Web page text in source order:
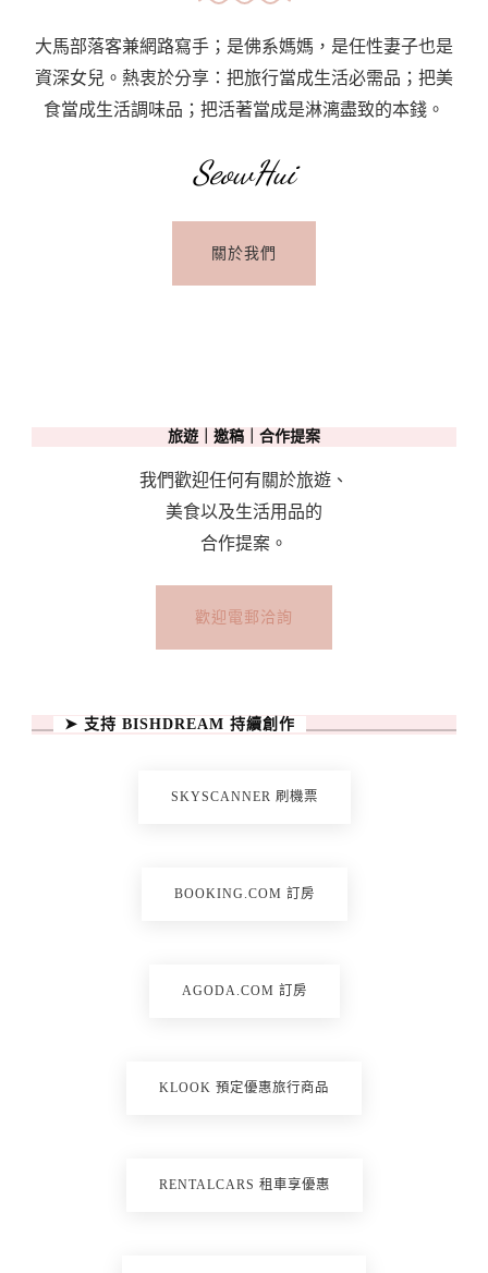
大馬部落客兼網路寫手；是佛系媽媽，是任性妻子也是
資深女兒。熱衷於分享：把旅行當成生活必需品；把美
食當成生活調味品；把活著當成是淋漓盡致的本錢。
SeowHui
關於我們
旅遊｜邀稿｜合作提案
我們歡迎任何有關於旅遊、
美食以及生活用品的
合作提案。
歡迎電郵洽詢
➤ 支持 BISHDREAM 持續創作
SKYSCANNER 刷機票
BOOKING.COM 訂房
AGODA.COM 訂房
KLOOK 預定優惠旅行商品
RENTALCARS 租車享優惠